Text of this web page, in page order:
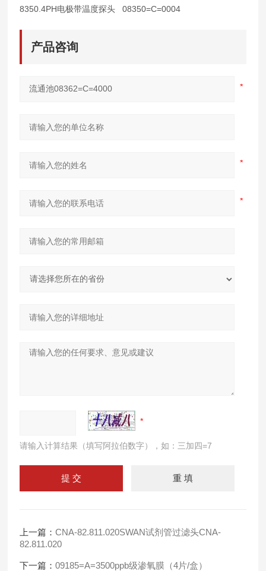
8350.4PH电极带温度探头 08350=C=0004
产品咨询
请输入计算结果（填写阿拉伯数字），如：三加四=7
上一篇：CNA-82.811.020SWAN试剂管过滤头CNA-
82.811.020
下一篇：09185=A=3500ppb级渗氧膜（4片/盒）